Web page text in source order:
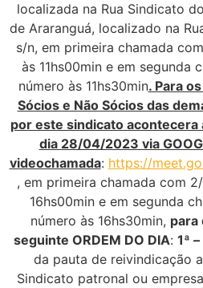
localizada na Rua Sindicato
de Araranguá, localizado na
s/n, em primeira chamada
às 11hs00min e em segunda
número às 11hs30min. Para
Sócios e Não Sócios das
por este sindicato acontecera
dia 28/04/2023 via
videochamada: https://
, em primeira chamada com
16hs00min e em segunda
número às 16hs30min, para
seguinte ORDEM DO DIA: 1ª –
da pauta de reivindicação
Sindicato patronal ou